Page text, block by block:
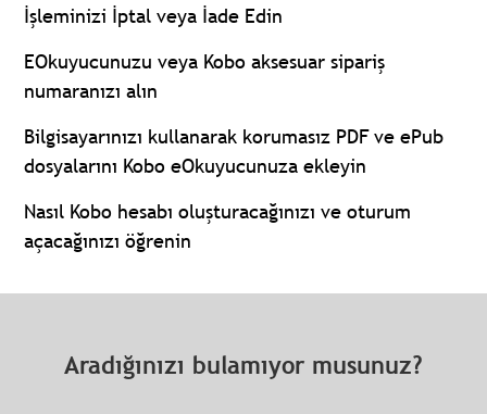
İşleminizi İptal veya İade Edin
EOkuyucunuzu veya Kobo aksesuar sipariş
numaranızı alın
Bilgisayarınızı kullanarak korumasız PDF ve ePub
dosyalarını Kobo eOkuyucunuza ekleyin
Nasıl Kobo hesabı oluşturacağınızı ve oturum
açacağınızı öğrenin
Aradığınızı bulamıyor musunuz?